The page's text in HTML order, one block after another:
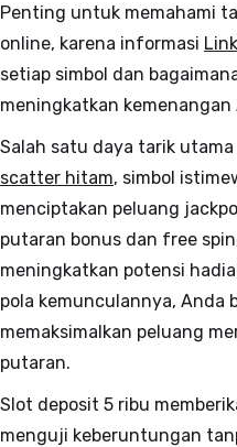
Penting untuk memahami
online, karena informasi
setiap simbol dan
meningkatkan kemenangan
Salah satu daya tarik
scatter hitam, simbol
menciptakan peluang
putaran bonus dan free
meningkatkan potensi
pola kemunculannya, Anda
memaksimalkan peluang
putaran.
Slot deposit 5 ribu
menguji keberuntungan